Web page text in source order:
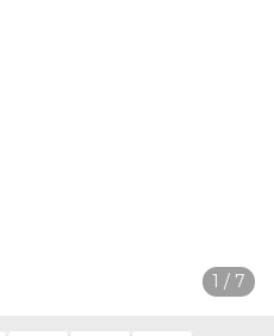
1 / 7